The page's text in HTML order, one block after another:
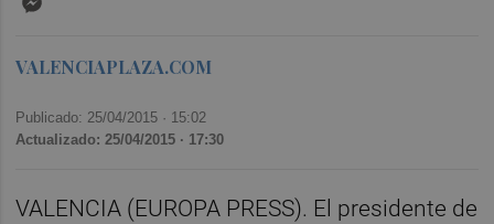
VALENCIAPLAZA.COM
Publicado: 25/04/2015 · 15:02
Actualizado: 25/04/2015 · 17:30
VALENCIA (EUROPA PRESS). El presidente de